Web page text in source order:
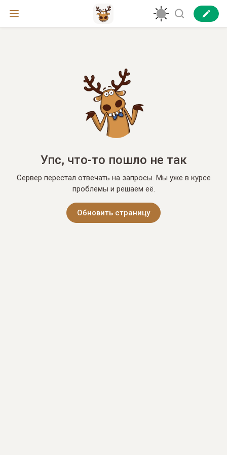
Упс, что-то пошло не так
Сервер перестал отвечать на запросы. Мы уже в курсе
проблемы и решаем её.
Обновить страницу